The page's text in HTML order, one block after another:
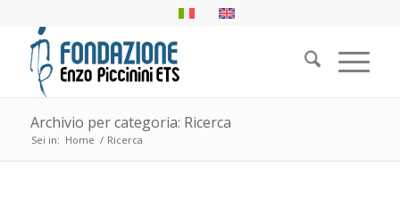
Archivio per categoria: Ricerca
Sei in: Home / Ricerca